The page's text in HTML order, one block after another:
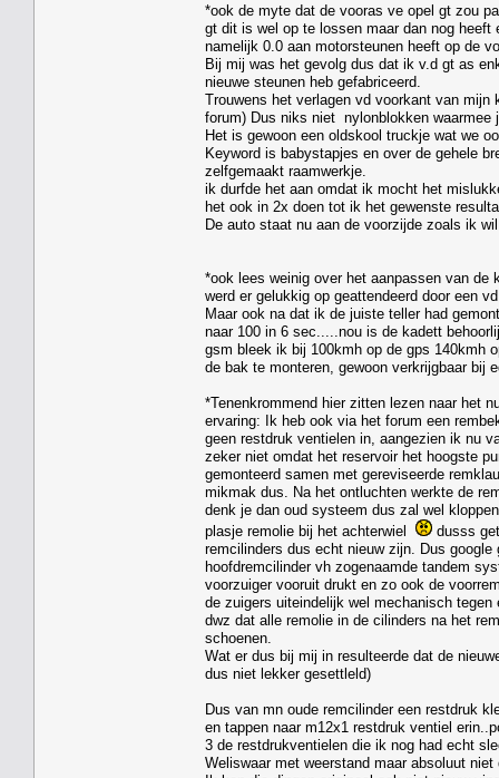
*ook de myte dat de vooras ve opel gt zou
gt dit is wel op te lossen maar dan nog heeft
namelijk 0.0 aan motorsteunen heeft op de
Bij mij was het gevolg dus dat ik v.d gt as
nieuwe steunen heb gefabriceerd.
Trouwens het verlagen vd voorkant van
forum) Dus niks niet nylonblokken waarmee
Het is gewoon een oldskool truckje wat we
Keyword is babystapjes en over de gehele
zelfgemaakt raamwerkje.
ik durfde het aan omdat ik mocht het
het ook in 2x doen tot ik het gewenste
De auto staat nu aan de voorzijde zoals ik
*ook lees weinig over het aanpassen van
werd er gelukkig op geattendeerd door een
Maar ook na dat ik de juiste teller had
naar 100 in 6 sec.....nou is de kadett
gsm bleek ik bij 100kmh op de gps 140kmh
de bak te monteren, gewoon verkrijgbaar bij
*Tenenkrommend hier zitten lezen naar het
ervaring: Ik heb ook via het forum een
geen restdruk ventielen in, aangezien ik nu
zeker niet omdat het reservoir het hoogste
gemonteerd samen met gereviseerde
mikmak dus. Na het ontluchten werkte de
denk je dan oud systeem dus zal wel
plasje remolie bij het achterwiel
dusss
remcilinders dus echt nieuw zijn. Dus
hoofdremcilinder vh zogenaamde tandem
voorzuiger vooruit drukt en zo ook de
de zuigers uiteindelijk wel mechanisch
dwz dat alle remolie in de cilinders na het
schoenen.
Wat er dus bij mij in resulteerde dat de
dus niet lekker gesettleld)
Dus van mn oude remcilinder een restdruk
en tappen naar m12x1 restdruk ventiel
3 de restdrukventielen die ik nog had echt
Weliswaar met weerstand maar absoluut